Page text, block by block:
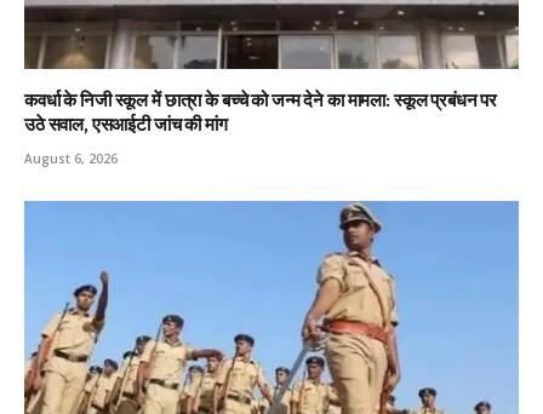
कवर्धा के निजी स्कूल में छात्रा के बच्चे को जन्म देने का मामला: स्कूल प्रबंधन पर
उठे सवाल, एसआईटी जांच की मांग
August 6, 2026